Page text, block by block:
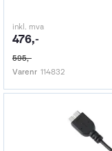
inkl. mva
476,-
595,-
Varenr 114832